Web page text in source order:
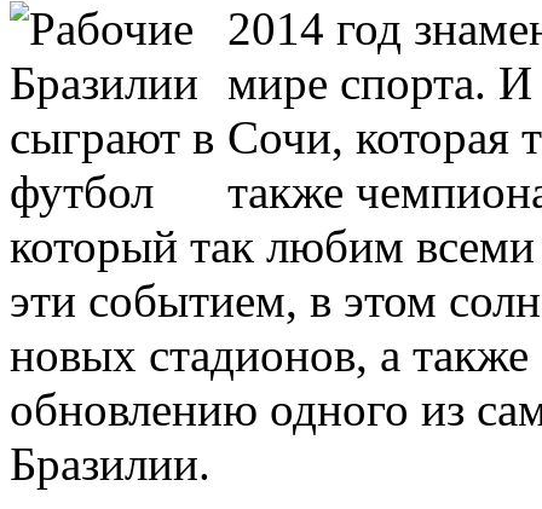
2014 год
мире спорта. И
Сочи, которая
также
который так любим
эти событием, в этом
новых стадионов, а
обновлению одного из
Бразилии.